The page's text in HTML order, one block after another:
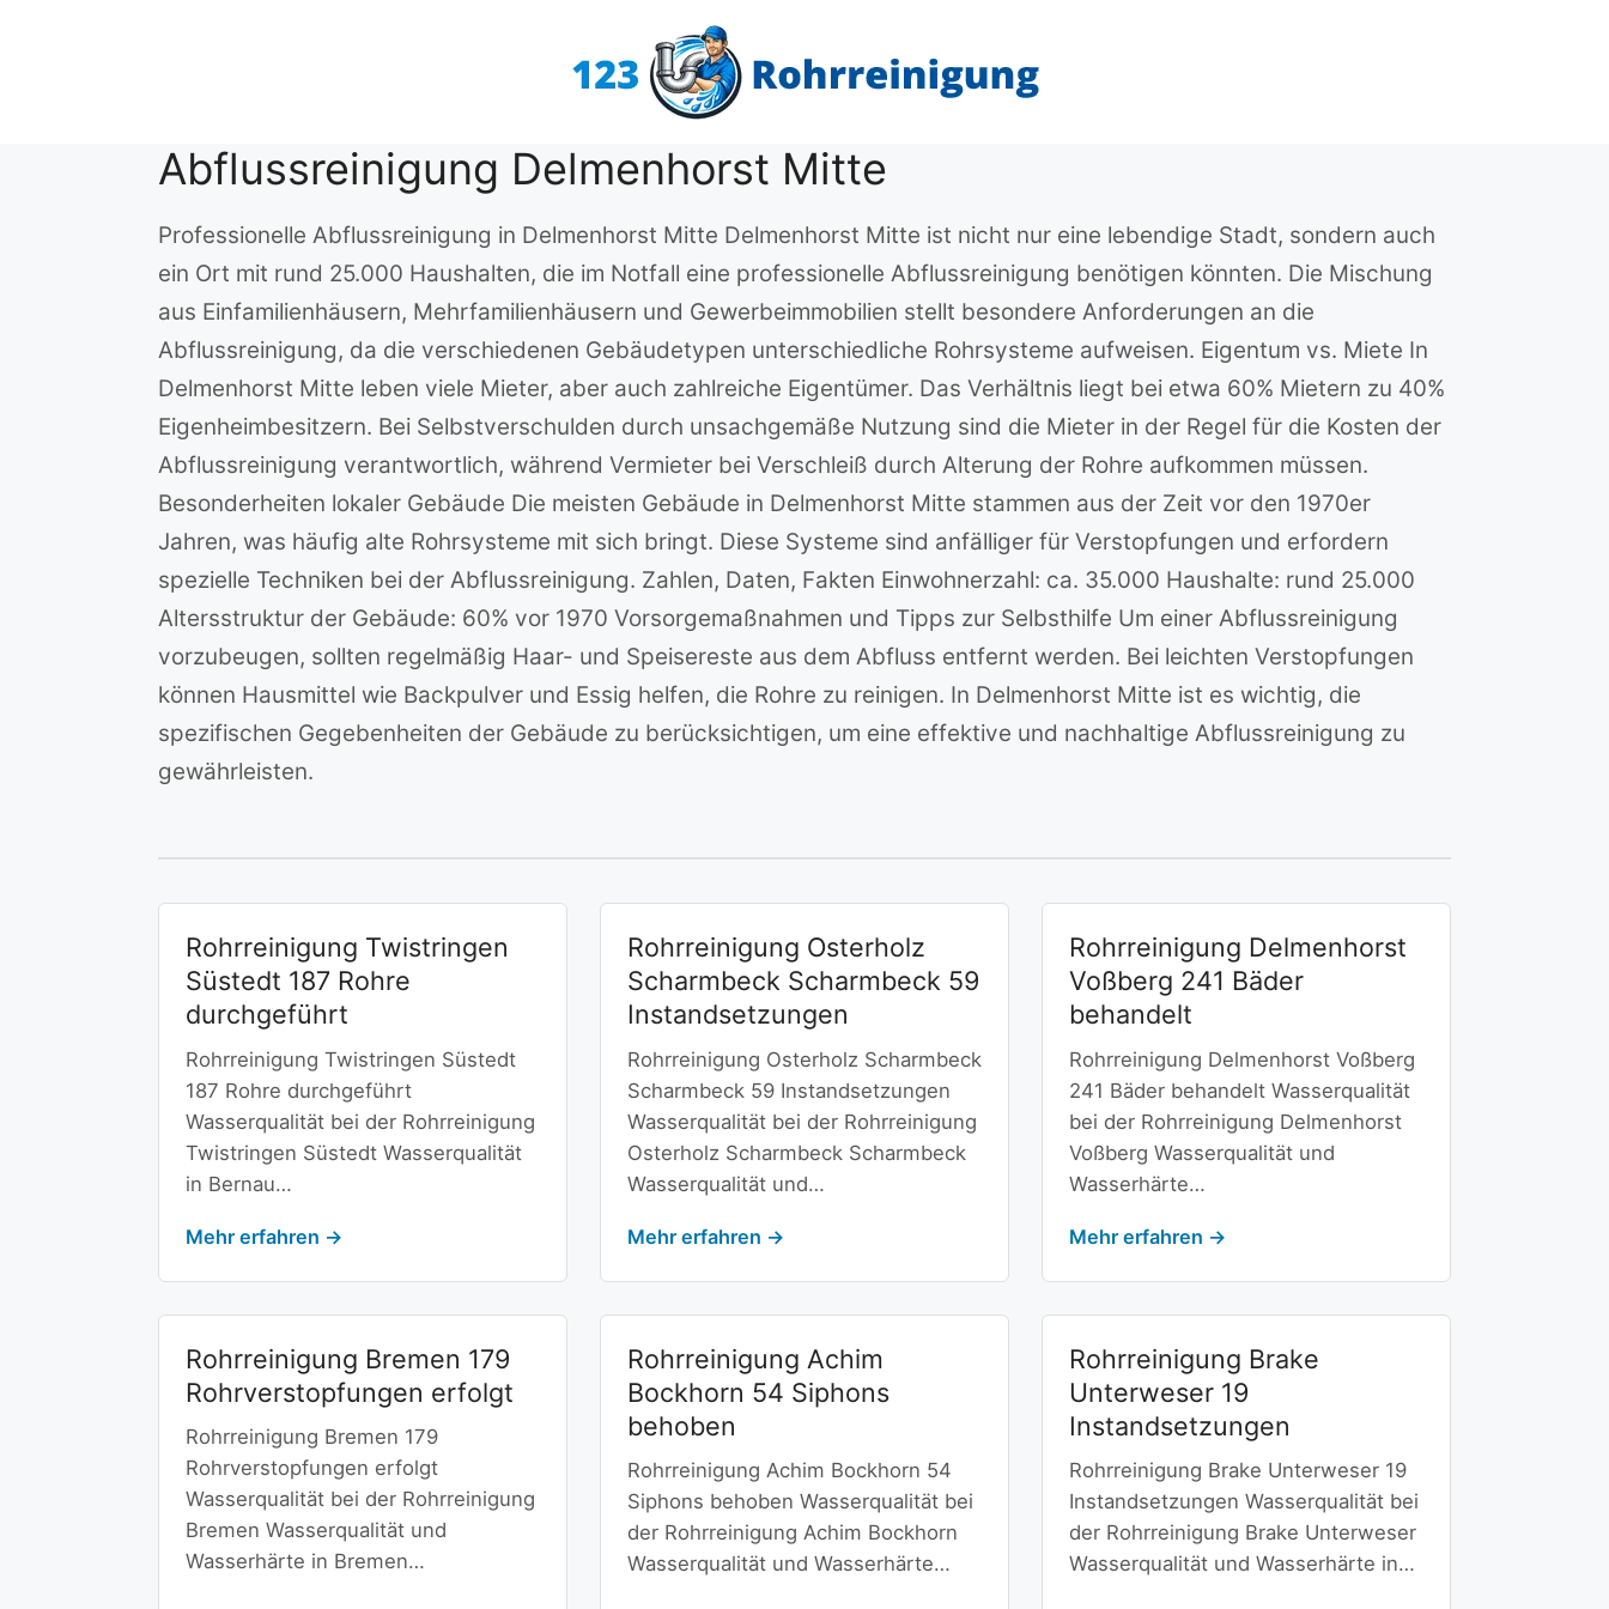
Abflussreinigung Delmenhorst Mitte
Professionelle Abflussreinigung in Delmenhorst Mitte Delmenhorst Mitte ist nicht nur eine lebendige Stadt, sondern auch
ein Ort mit rund 25.000 Haushalten, die im Notfall eine professionelle Abflussreinigung benötigen könnten. Die Mischung
aus Einfamilienhäusern, Mehrfamilienhäusern und Gewerbeimmobilien stellt besondere Anforderungen an die
Abflussreinigung, da die verschiedenen Gebäudetypen unterschiedliche Rohrsysteme aufweisen. Eigentum vs. Miete In
Delmenhorst Mitte leben viele Mieter, aber auch zahlreiche Eigentümer. Das Verhältnis liegt bei etwa 60% Mietern zu 40%
Eigenheimbesitzern. Bei Selbstverschulden durch unsachgemäße Nutzung sind die Mieter in der Regel für die Kosten der
Abflussreinigung verantwortlich, während Vermieter bei Verschleiß durch Alterung der Rohre aufkommen müssen.
Besonderheiten lokaler Gebäude Die meisten Gebäude in Delmenhorst Mitte stammen aus der Zeit vor den 1970er
Jahren, was häufig alte Rohrsysteme mit sich bringt. Diese Systeme sind anfälliger für Verstopfungen und erfordern
spezielle Techniken bei der Abflussreinigung. Zahlen, Daten, Fakten Einwohnerzahl: ca. 35.000 Haushalte: rund 25.000
Altersstruktur der Gebäude: 60% vor 1970 Vorsorgemaßnahmen und Tipps zur Selbsthilfe Um einer Abflussreinigung
vorzubeugen, sollten regelmäßig Haar- und Speisereste aus dem Abfluss entfernt werden. Bei leichten Verstopfungen
können Hausmittel wie Backpulver und Essig helfen, die Rohre zu reinigen. In Delmenhorst Mitte ist es wichtig, die
spezifischen Gegebenheiten der Gebäude zu berücksichtigen, um eine effektive und nachhaltige Abflussreinigung zu
gewährleisten.
Rohrreinigung Twistringen
Süstedt 187 Rohre
durchgeführt
Rohrreinigung Twistringen Süstedt
187 Rohre durchgeführt
Wasserqualität bei der Rohrreinigung
Twistringen Süstedt Wasserqualität
in Bernau…
Mehr erfahren →
Rohrreinigung Osterholz
Scharmbeck Scharmbeck 59
Instandsetzungen
Rohrreinigung Osterholz Scharmbeck
Scharmbeck 59 Instandsetzungen
Wasserqualität bei der Rohrreinigung
Osterholz Scharmbeck Scharmbeck
Wasserqualität und…
Mehr erfahren →
Rohrreinigung Delmenhorst
Voßberg 241 Bäder
behandelt
Rohrreinigung Delmenhorst Voßberg
241 Bäder behandelt Wasserqualität
bei der Rohrreinigung Delmenhorst
Voßberg Wasserqualität und
Wasserhärte…
Mehr erfahren →
Rohrreinigung Bremen 179
Rohrverstopfungen erfolgt
Rohrreinigung Bremen 179
Rohrverstopfungen erfolgt
Wasserqualität bei der Rohrreinigung
Bremen Wasserqualität und
Wasserhärte in Bremen…
Rohrreinigung Achim
Bockhorn 54 Siphons
behoben
Rohrreinigung Achim Bockhorn 54
Siphons behoben Wasserqualität bei
der Rohrreinigung Achim Bockhorn
Wasserqualität und Wasserhärte…
Rohrreinigung Brake
Unterweser 19
Instandsetzungen
Rohrreinigung Brake Unterweser 19
Instandsetzungen Wasserqualität bei
der Rohrreinigung Brake Unterweser
Wasserqualität und Wasserhärte in…